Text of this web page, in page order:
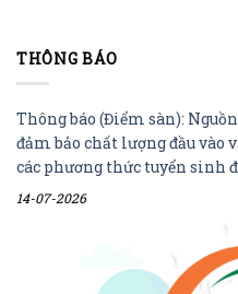
THÔNG BÁO
Thông báo (Điểm sàn):
đảm bảo chất lượng đầu vào
các phương thức tuyển sinh
14-07-2026